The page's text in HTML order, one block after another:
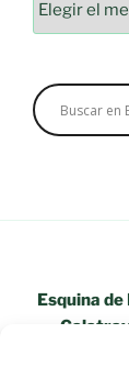
Esquina
«Aviso